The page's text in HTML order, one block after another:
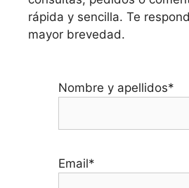
rápida y sencilla. Te
mayor brevedad.
Nombre y apellidos*
Email*